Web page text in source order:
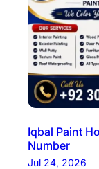
Iqbal Paint
Number
Jul 24, 2026